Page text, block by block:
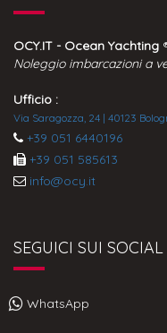
OCY.IT - Ocean Yachting
Noleggio imbarcazioni a
Ufficio :
Via Saragozza, 24 | 40123
+39 051 6440196
+39 051 585613
info@ocy.it
SEGUICI SUI SOCIAL
WhatsApp